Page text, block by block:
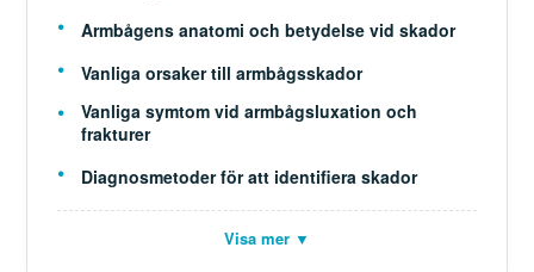
Armbågens anatomi och betydelse vid skador
Vanliga orsaker till armbågsskador
Vanliga symtom vid armbågsluxation och
frakturer
Diagnosmetoder för att identifiera skador
Visa mer ▼